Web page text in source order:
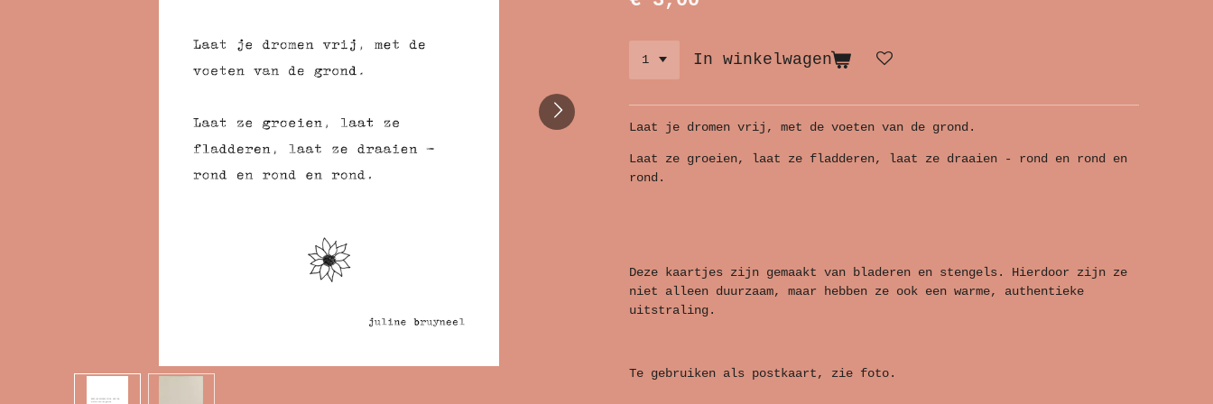
In winkelwagen
Laat je dromen vrij, met de voeten van de grond.
Laat ze groeien, laat ze fladderen, laat ze draaien - rond en rond en
rond.
Deze kaartjes zijn gemaakt van bladeren en stengels. Hierdoor zijn ze
niet alleen duurzaam, maar hebben ze ook een warme, authentieke
uitstraling.
Te gebruiken als postkaart, zie foto.